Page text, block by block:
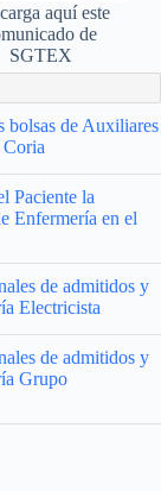
aquí este
de
SGTEX
bolsas de Auxiliares
Coria
Paciente la
Enfermería en el
de admitidos y
Electricista
de admitidos y
Grupo